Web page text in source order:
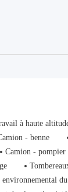
à haute
- benne
Camion - pompier
environnemental